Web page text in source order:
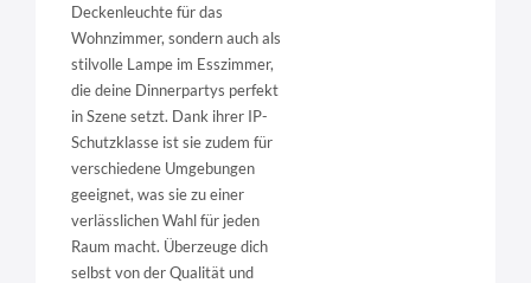
Deckenleuchte für das
Wohnzimmer, sondern auch als
stilvolle Lampe im Esszimmer,
die deine Dinnerpartys perfekt
in Szene setzt. Dank ihrer IP-
Schutzklasse ist sie zudem für
verschiedene Umgebungen
geeignet, was sie zu einer
verlässlichen Wahl für jeden
Raum macht. Überzeuge dich
selbst von der Qualität und